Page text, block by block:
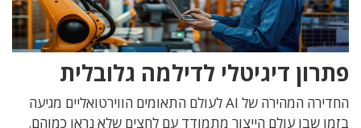
פתרון דיגיטלי לדילמה גלובלית
החדירה המהירה של AI לעולם התאומים הווירטואליים מגיעה
בזמן שבו עולם הייצור מתמודד עם לחצים שלא נראו כמוהם.